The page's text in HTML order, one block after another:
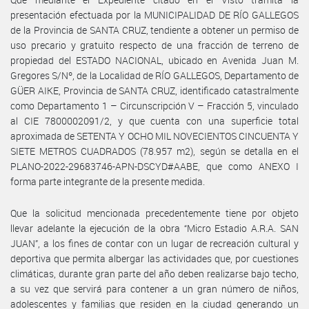
presentación efectuada por la MUNICIPALIDAD DE RÍO GALLEGOS
de la Provincia de SANTA CRUZ, tendiente a obtener un permiso de
uso precario y gratuito respecto de una fracción de terreno de
propiedad del ESTADO NACIONAL, ubicado en Avenida Juan M.
Gregores S/Nº, de la Localidad de RÍO GALLEGOS, Departamento de
GÜER AIKE, Provincia de SANTA CRUZ, identificado catastralmente
como Departamento 1 – Circunscripción V – Fracción 5, vinculado
al CIE 7800002091/2, y que cuenta con una superficie total
aproximada de SETENTA Y OCHO MIL NOVECIENTOS CINCUENTA Y
SIETE METROS CUADRADOS (78.957 m2), según se detalla en el
PLANO-2022-29683746-APN-DSCYD#AABE, que como ANEXO I
forma parte integrante de la presente medida.
Que la solicitud mencionada precedentemente tiene por objeto
llevar adelante la ejecución de la obra “Micro Estadio A.R.A. SAN
JUAN”, a los fines de contar con un lugar de recreación cultural y
deportiva que permita albergar las actividades que, por cuestiones
climáticas, durante gran parte del año deben realizarse bajo techo,
a su vez que servirá para contener a un gran número de niños,
adolescentes y familias que residen en la ciudad generando un